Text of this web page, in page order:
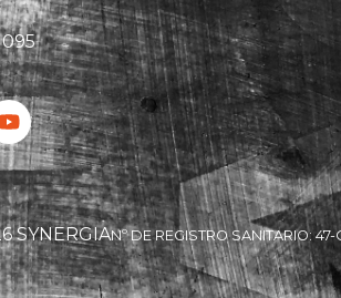
SYNERGIANº DE REGISTRO SANITARIO: 47-